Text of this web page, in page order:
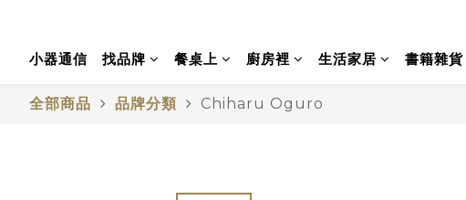
小器通信 找品牌 餐桌上 廚房裡 生活家居 書籍雜貨
全部商品 品牌分類 Chiharu Oguro